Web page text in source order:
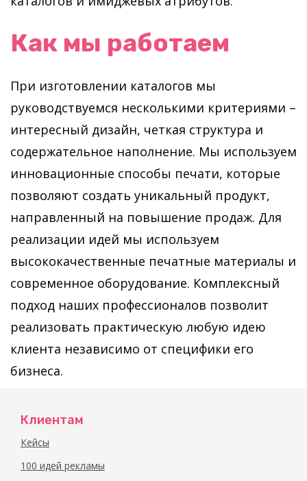
Как мы работаем
При изготовлении каталогов мы
руководствуемся несколькими критериями –
интересный дизайн, четкая структура и
содержательное наполнение. Мы используем
инновационные способы печати, которые
позволяют создать уникальный продукт,
направленный на повышение продаж. Для
реализации идей мы используем
высококачественные печатные материалы и
современное оборудование. Комплексный
подход наших профессионалов позволит
реализовать практическую любую идею
клиента независимо от специфики его
бизнеса.
Клиентам
Кейсы
100 идей рекламы